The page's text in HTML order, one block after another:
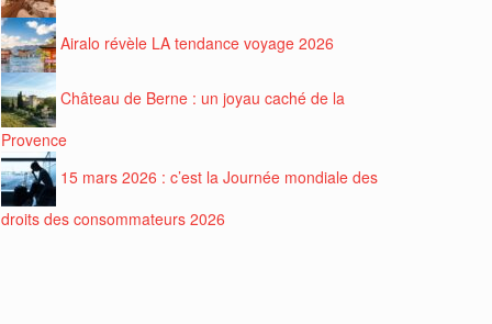
Airalo révèle LA tendance voyage 2026
Château de Berne : un joyau caché de la
Provence
15 mars 2026 : c’est la Journée mondiale des
droits des consommateurs 2026